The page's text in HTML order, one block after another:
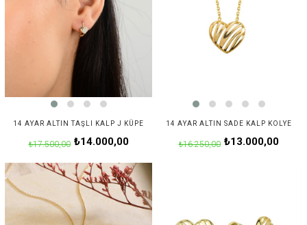
14 AYAR ALTIN TAŞLI KALP J KÜPE
₺14.000,00
₺17.500,00
14 AYAR ALTIN SADE KALP KOLYE
₺13.000,00
₺16.250,00